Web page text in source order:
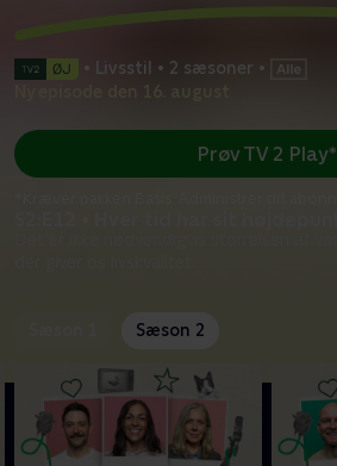
• Livsstil • 2 sæsoner •
Prøv TV 2 Play*
Sæson 2